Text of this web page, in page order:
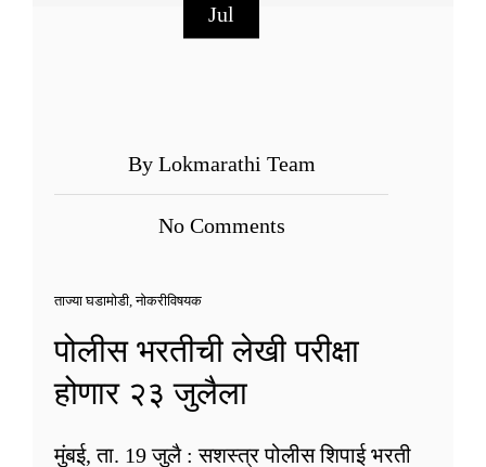
Jul
By Lokmarathi Team
No Comments
ताज्या घडामोडी,नोकरीविषयक
पोलीस भरतीची लेखी परीक्षा
होणार २३ जुलैला
मुंबई, ता. 19 जुलै : सशस्त्र पोलीस शिपाई भरती